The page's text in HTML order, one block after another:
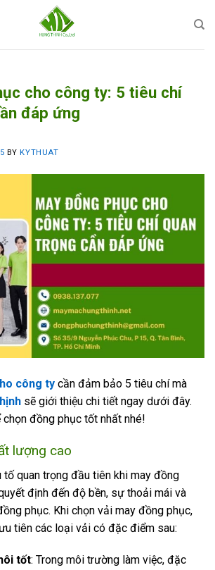
cho công ty: 5 tiêu chí
đáp ứng
BYKYTHUAT
công ty cần đảm bảo 5 tiêu chí mà
sẽ giới thiệu chi tiết ngay dưới đây.
chọn đồng phục tốt nhất nhé!
lượng cao
tố quan trọng đầu tiên khi may đồng
định đến độ bền, sự thoải mái và
phục. Khi chọn vải may đồng phục,
tiên các loại vải có đặc điểm sau:
tốt: Trong môi trường làm việc, đặc